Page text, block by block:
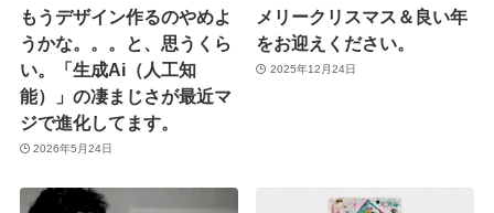
もうデザイン作るのやめよ
うかな。。。と、思うくら
い。「生成Ai（人工知
能）」の凄まじさが最近マ
ジで進化してます。
2026年5月24日
メリークリスマス＆良い年
をお迎えください。
2025年12月24日